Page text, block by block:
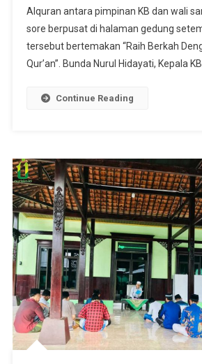
Alquran antara pimpinan KB dan wali
sore berpusat di halaman gedung
tersebut bertemakan “Raih Berkah
Qur’an”. Bunda Nurul Hidayati, Kepala KB
Continue Reading